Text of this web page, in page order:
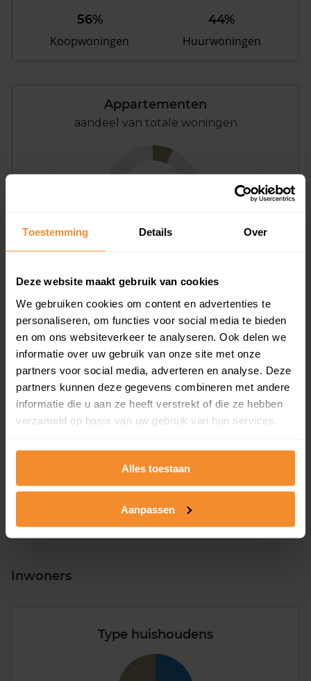
Toestemming Details Over
Deze website maakt gebruik van cookies
We gebruiken cookies om content en advertenties te
personaliseren, om functies voor social media te bieden
en om ons websiteverkeer te analyseren. Ook delen we
informatie over uw gebruik van onze site met onze
partners voor social media, adverteren en analyse. Deze
partners kunnen deze gegevens combineren met andere
informatie die u aan ze heeft verstrekt of die ze hebben
verzameld op basis van uw gebruik van hun services.
Alles toestaan
Aanpassen
56%
Koopwoningen
44%
Huurwoningen
Appartementen
aandeel van totale woningen
T/m 1945
29%
2008 of later
8%
Inwoners
Type huishoudens